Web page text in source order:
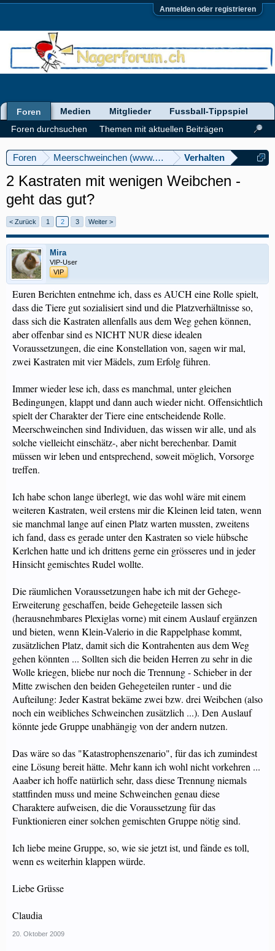
Anmelden oder registrieren
Foren Meerschweinchen (www.meerschweinforum.ch)
Verhalten
2 Kastraten mit wenigen Weibchen -
geht das gut?
< Zurück 1 2 3 Weiter >
Mira
VIP-User
VIP
Euren Berichten entnehme ich, dass es AUCH eine Rolle spielt,
dass die Tiere gut sozialisiert sind und die Platzverhältnisse so,
dass sich die Kastraten allenfalls aus dem Weg gehen können,
aber offenbar sind es NICHT NUR diese idealen
Voraussetzungen, die eine Konstellation von, sagen wir mal,
zwei Kastraten mit vier Mädels, zum Erfolg führen.
Immer wieder lese ich, dass es manchmal, unter gleichen
Bedingungen, klappt und dann auch wieder nicht. Offensichtlich
spielt der Charakter der Tiere eine entscheidende Rolle.
Meerschweinchen sind Individuen, das wissen wir alle, und als
solche vielleicht einschätz-, aber nicht berechenbar. Damit
müssen wir leben und entsprechend, soweit möglich, Vorsorge
treffen.
Ich habe schon lange überlegt, wie das wohl wäre mit einem
weiteren Kastraten, weil erstens mir die Kleinen leid taten, wenn
sie manchmal lange auf einen Platz warten mussten, zweitens
ich fand, dass es gerade unter den Kastraten so viele hübsche
Kerlchen hatte und ich drittens gerne ein grösseres und in jeder
Hinsicht gemischtes Rudel wollte.
Die räumlichen Voraussetzungen habe ich mit der Gehege-
Erweiterung geschaffen, beide Gehegeteile lassen sich
(herausnehmbares Plexiglas vorne) mit einem Auslauf ergänzen
und bieten, wenn Klein-Valerio in die Rappelphase kommt,
zusätzlichen Platz, damit sich die Kontrahenten aus dem Weg
gehen könnten ... Sollten sich die beiden Herren zu sehr in die
Wolle kriegen, bliebe nur noch die Trennung - Schieber in der
Mitte zwischen den beiden Gehegeteilen runter - und die
Aufteilung: Jeder Kastrat bekäme zwei bzw. drei Weibchen (also
noch ein weibliches Schweinchen zusätzlich ...). Den Auslauf
könnte jede Gruppe unabhängig von der andern nutzen.
Das wäre so das "Katastrophenszenario", für das ich zumindest
eine Lösung bereit hätte. Mehr kann ich wohl nicht vorkehren ...
Aaaber ich hoffe natürlich sehr, dass diese Trennung niemals
stattfinden muss und meine Schweinchen genau diese
Charaktere aufweisen, die die Voraussetzung für das
Funktionieren einer solchen gemischten Gruppe nötig sind.
Ich liebe meine Gruppe, so, wie sie jetzt ist, und fände es toll,
wenn es weiterhin klappen würde.
Liebe Grüsse
Claudia
20. Oktober 2009
Foren
Foren durchsuchen
Themen mit aktuellen Beiträgen
Medien Mitglieder Fussball-Tippspiel